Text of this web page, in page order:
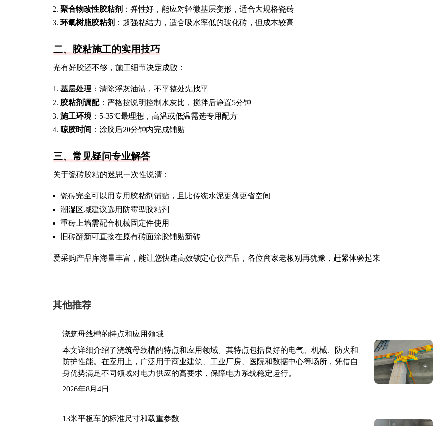
聚合物改性胶粘剂 ：弹性好，能应对轻微基层变形，适合大规格瓷砖
环氧树脂胶粘剂 ：超强粘结力，适合吸水率低的玻化砖，但成本较高
二、胶粘施工的实用技巧
光有好胶还不够，施工细节决定成败：
基层处理 ：清除浮灰油渍，不平整处先找平
胶粘剂调配：严格按说明控制水灰比，搅拌后静置5分钟
施工环境：5-35℃最理想，高温或低温需选专用配方
晾胶时间 ：涂胶后20分钟内完成铺贴
三、常见疑问专业解答
关于瓷砖胶粘的迷思一次性说清：
瓷砖完全可以用专用胶粘剂铺贴，且比传统水泥更薄更省空间
潮湿区域建议选用防霉型胶粘剂
重砖上墙需配合机械固定件使用
旧砖翻新可直接在原有砖面涂胶铺贴新砖
爱采购产品库海量丰富，能让您快速高效锁定心仪产品，各位商家老板别再犹豫，赶紧体验起来！
其他推荐
浇筑母线槽的特点和应用领域
本文详细介绍了浇筑母线槽的特点和应用领域。其特点包括良好的电气、机械、防火和
防护性能。在应用上，广泛用于商业建筑、工业厂房、医院和数据中心等场所，凭借自
身优势满足不同领域对电力供应的高要求，保障电力系统稳定运行。
2026年8月4日
13米平板车的标准尺寸和载重参数